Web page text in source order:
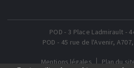
POD - 3 Place Ladmirault -
POD - 45 rue de l'Avenir,
Mentions légales Plan du